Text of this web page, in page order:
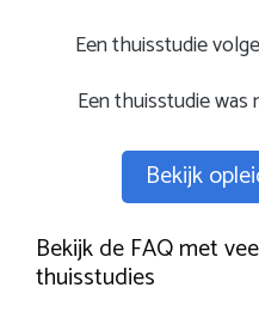
Een thuisstudie
Een thuisstudie
Bekijk
Bekijk de FAQ met
thuisstudies